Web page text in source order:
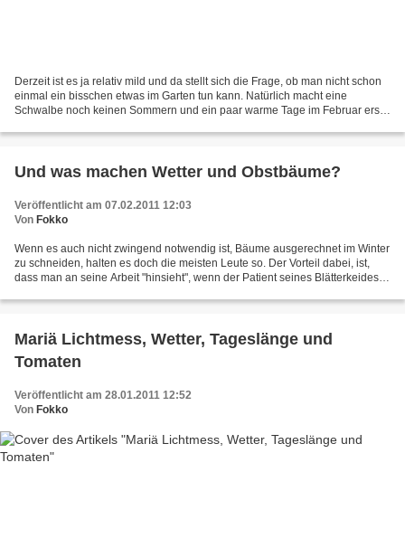
Derzeit ist es ja relativ mild und da stellt sich die Frage, ob man nicht schon
einmal ein bisschen etwas im Garten tun kann. Natürlich macht eine
Schwalbe noch keinen Sommern und ein paar warme Tage im Februar erst
Und was machen Wetter und Obstbäume?
Veröffentlicht am 07.02.2011 12:03
Von Fokko
Wenn es auch nicht zwingend notwendig ist, Bäume ausgerechnet im Winter
zu schneiden, halten es doch die meisten Leute so. Der Vorteil dabei, ist,
dass man an seine Arbeit "hinsieht", wenn der Patient seines Blätterkeides
Mariä Lichtmess, Wetter, Tageslänge und
Tomaten
Veröffentlicht am 28.01.2011 12:52
Von Fokko